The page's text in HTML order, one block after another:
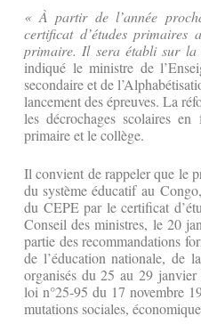
« À partir de l’année
certificat d’études primaires
primaire. Il sera établi sur la
indiqué le ministre de
secondaire et de
lancement des épreuves. La
les décrochages scolaires
primaire et le collège.
Il convient de rappeler que le
du système éducatif au
du CEPE par le certificat
Conseil des ministres, le 20
partie des recommandations
de l’éducation nationale, de
organisés du 25 au 29
loi n°25-95 du 17 novembre
mutations sociales,